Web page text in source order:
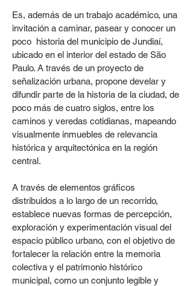
Es, además de un trabajo académico, una
invitación a caminar, pasear y conocer un
poco historia del municipio de Jundiaí,
ubicado en el interior del estado de São
Paulo. A través de un proyecto de
señalización urbana, propone develar y
difundir parte de la historia de la ciudad, de
poco más de cuatro siglos, entre los
caminos y veredas cotidianas, mapeando
visualmente inmuebles de relevancia
histórica y arquitectónica en la región
central.
A través de elementos gráficos
distribuidos a lo largo de un recorrido,
establece nuevas formas de percepción,
exploración y experimentación visual del
espacio público urbano, con el objetivo de
fortalecer la relación entre la memoria
colectiva y el patrimonio histórico
municipal, como un conjunto legible y